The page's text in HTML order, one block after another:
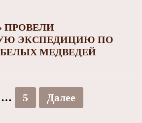
ПРОВЕЛИ
ЭКСПЕДИЦИЮ ПО
МЕДВЕДЕЙ
… 5 Далее